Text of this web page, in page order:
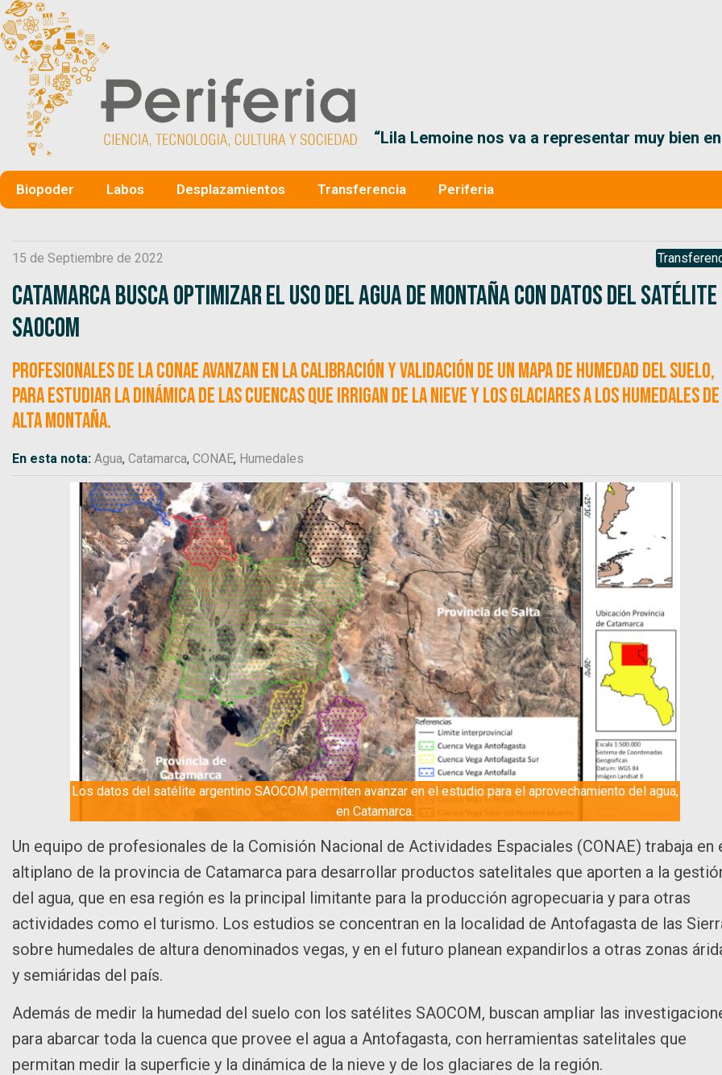
“Lila Lemoine nos va a representar muy bien
Biopoder Labos Desplazamientos Transferencia Periferia
15 de Septiembre de 2022
Catamarca busca optimizar el uso del agua de montaña con datos del satélite
SAOCOM
Profesionales de la CONAE avanzan en la calibración y validación de un Mapa de Humedad del Suelo,
para estudiar la dinámica de las cuencas que irrigan de la nieve y los glaciares a los humedales de
alta montaña.
En esta nota: Agua, Catamarca, CONAE, Humedales
Los datos del satélite argentino SAOCOM permiten avanzar en el estudio para el aprovechamiento del agua,
en Catamarca.
Un equipo de profesionales de la Comisión Nacional de Actividades Espaciales (CONAE) trabaja en
altiplano de la provincia de Catamarca para desarrollar productos satelitales que aporten a la
del agua, que en esa región es la principal limitante para la producción agropecuaria y para otras
actividades como el turismo. Los estudios se concentran en la localidad de Antofagasta de las
sobre humedales de altura denominados vegas, y en el futuro planean expandirlos a otras zonas
y semiáridas del país.
Además de medir la humedad del suelo con los satélites SAOCOM, buscan ampliar las
para abarcar toda la cuenca que provee el agua a Antofagasta, con herramientas satelitales que
permitan medir la superficie y la dinámica de la nieve y de los glaciares de la región.